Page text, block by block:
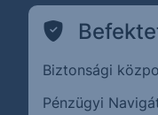
Biztonsági
Pénzügyi